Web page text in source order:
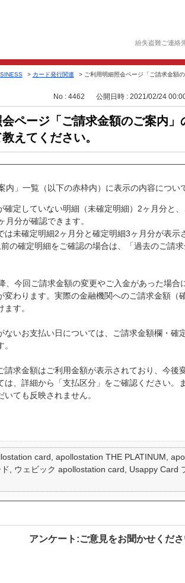
紛失盗難ご連絡
> カード発行関連 > ご利用明細照会ページ「ご請求金額
No : 4462 公開日時 : 2021/02/24
ページ「ご請求金額のご案内
えてください。
内」一覧（以下の赤枠内）に表示の内容につい
確定していない明細（未確定明細）2ヶ月分と
月分が確認できます。
未確定明細2ヶ月分と確定明細3ヶ月分が表示
の確定明細をご確認の場合は、「過去のご請
、今回ご請求金額の変更やご入金があった場合
変わります。実際の金融機関へのご請求金額（
す。
ないお支払い日については、ご請求金額欄・確
請求金額はご利用金額が表示されており、今後
は、詳細から「支払区分」をご確認ください。
いても反映されません。
card, apollostation THE PLATINUM,
, ウェビック apollostation card, Usappy Card
アンケート:ご意見をお聞かせくだ